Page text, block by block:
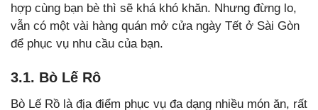
hợp cùng bạn bè thì sẽ khá khó khăn. Nhưng đừng lo,
vẫn có một vài hàng quán mở cửa ngày Tết ở Sài Gòn
để phục vụ nhu cầu của bạn.
3.1. Bò Lế Rô
Bò Lế Rồ là địa điểm phục vụ đa dạng nhiều món ăn, rất